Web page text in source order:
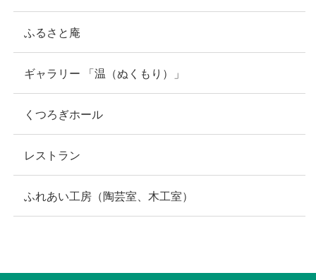
ふるさと庵
ギャラリー 「温（ぬくもり）」
くつろぎホール
レストラン
ふれあい工房（陶芸室、木工室）